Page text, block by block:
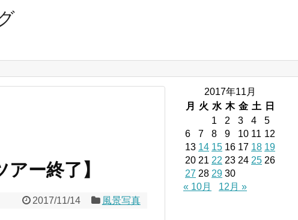
ー終了】
2017/11/14 風景写真
2017年11月
月
火 水 木 金 土
日
1
2 3 4
5
6
7 8 9 10 11 12
13 14 15 16 17 18 19
20 21 22 23 24 25 26
27 28 29 30
« 10月
12月 »